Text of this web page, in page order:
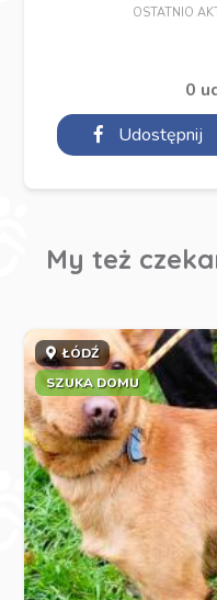
OSTATNIO
0
Udostępnij
My też
ŁÓDŹ
SZUKA DOMU